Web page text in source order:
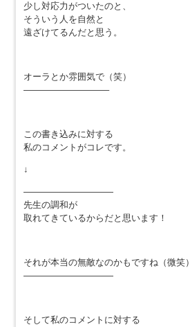
少し対応力がついたのと、
そういう人を自然と
遠ざけてるんだと思う。
オーラとか雰囲気で（笑）
—————————–
この書き込みに対する
私のコメントがコレです。
↓
——————————
先生の調和が
取れてきているからだと思います！
それが本当の無敵なのかもですね（微笑）
——————————
そして私のコメントに対する